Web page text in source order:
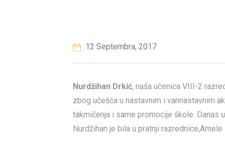
12 Septembra, 2017
Nurdžihan Drkić, naša učenica VIII-2
zbog učešća u nastavnim i vannastavnim
takmičenja i same promocije škole. Danas
Nurdžihan je bila u pratnji razrednice,Amele